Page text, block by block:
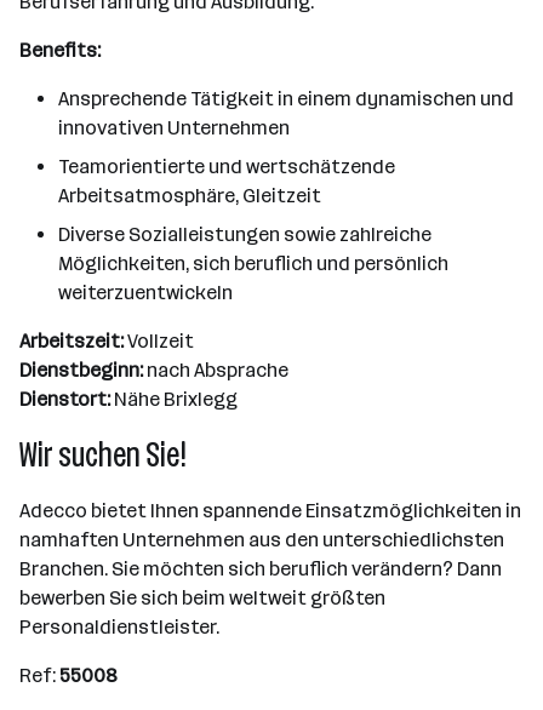
Benefits:
Ansprechende Tätigkeit in einem dynamischen und
innovativen Unternehmen
Teamorientierte und wertschätzende
Arbeitsatmosphäre, Gleitzeit
Diverse Sozialleistungen sowie zahlreiche
Möglichkeiten, sich beruflich und persönlich
weiterzuentwickeln
Arbeitszeit:Vollzeit
Dienstbeginn:nach Absprache
Dienstort:Nähe Brixlegg
Wir suchen Sie!
Adecco bietet Ihnen spannende Einsatzmöglichkeiten in
namhaften Unternehmen aus den unterschiedlichsten
Branchen. Sie möchten sich beruflich verändern? Dann
bewerben Sie sich beim weltweit größten
Personaldienstleister.
Ref: 55008